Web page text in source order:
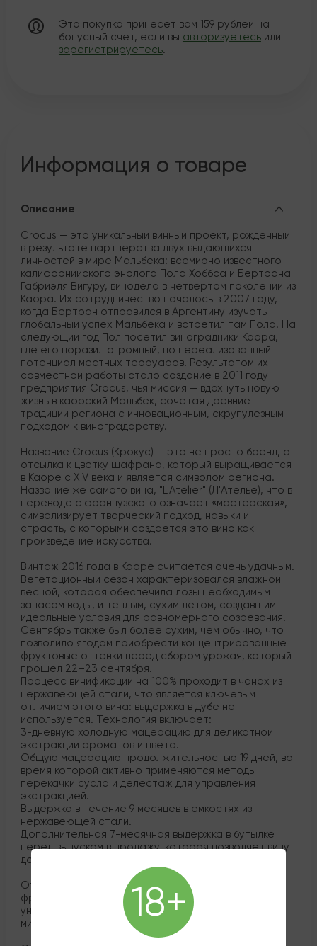
Эта покупка принесет вам 159 рублей на
бонусный счет, если вы авторизуетесь или
зарегистрируетесь.
Информация о товаре
Описание
Crocus — это уникальный винный проект, рожденный
в результате партнерства двух выдающихся
личностей в мире Мальбека: всемирно известного
калифорнийского энолога Пола Хоббса и Бертрана
Габриэля Вигуру, винодела в четвертом поколении из
Каора. Их сотрудничество началось в 2007 году,
когда Бертран отправился в Аргентину изучать
глобальный успех Мальбека и встретил там Пола. На
следующий год Пол посетил виноградники Каора,
где его поразил огромный, но нереализованный
потенциал местных терруаров. Результатом их
совместной работы стало создание в 2011 году
предприятия Crocus, чья миссия — вдохнуть новую
жизнь в каорский Мальбек, сочетая древние
традиции региона с инновационным, скрупулезным
подходом к виноградарству.
Название Crocus (Крокус) — это не просто бренд, а
отсылка к цветку шафрана, который выращивается
в Каоре с XIV века и является символом региона.
Название же самого вина, "L'Atelier" (Л'Ателье), что в
переводе с французского означает «мастерская»,
символизирует творческий подход, навыки и
страсть, с которыми создается это вино как
произведение искусства.
Винтаж 2016 года в Каоре считается очень удачным.
Вегетационный сезон характеризовался влажной
весной, которая обеспечила лозы необходимым
запасом воды, и теплым, сухим летом, создавшим
идеальные условия для равномерного созревания.
Сентябрь также был более сухим, чем обычно, что
позволило ягодам приобрести концентрированные
фруктовые оттенки перед сбором урожая, который
прошел 22–23 сентября.
Процесс винификации на 100% проходит в чанах из
нержавеющей стали, что является ключевым
отличием этого вина: выдержка в дубе не
используется. Технология включает:
3-дневную холодную мацерацию для деликатной
экстракции ароматов и цвета.
Общую мацерацию продолжительностью 19 дней, во
время которой активно применяются методы
перекачки сусла и делестаж для управления
экстракцией.
Выдержка в течение 9 месяцев в емкостях из
нержавеющей стали.
Дополнительная 7-месячная выдержка в бутылке
перед выпуском в продажу, которая позволяет вину
достичь гармонии.
Отказ от дуба позволяет сохранить чистоту
фруктовых ароматов и полностью раскрыть
уникальный характер терруара, подчеркивая
минеральность и элегантность сорта.
18+